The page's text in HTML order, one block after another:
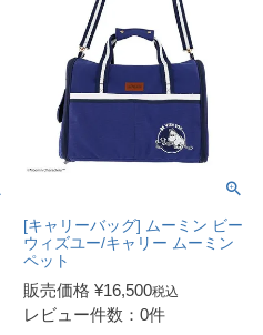
[キャリーバッグ] ムーミン ビー
ウィズユー/キャリー ムーミン
ペット
販売価格 ¥16,500税込
レビュー件数：0件